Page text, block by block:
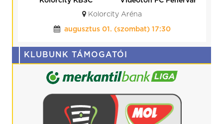
Budapest, BVSC Stadion
július 25. (szombat) 19:00
KLUBUNK TÁMOGATÓI